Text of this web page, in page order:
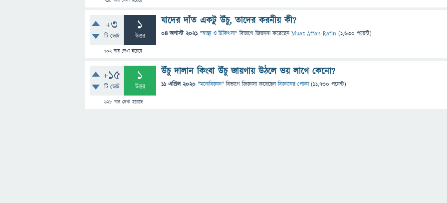
+3
টি ভোট
1
উত্তর
702বার দেখা হয়েছে
যাদের দাঁত একটু উঁচু, তাদের করনীয় কী?
04 অগাস্ট 2021 "স্বাস্থ্য ও চিকিৎসা" বিভাগে জিজ্ঞাসাকরেছেনMuaz Affan Rafin (1,630 পয়েন্ট)
+15
টি ভোট
1
উত্তর
628বার দেখা হয়েছে
উঁচু দালান কিংবা উঁচু জায়গায় উঠলে ভয় লাগে কেনো?
11 এপ্রিল 2020 "মনোবিজ্ঞান" বিভাগে জিজ্ঞাসাকরেছেনবিজ্ঞানের পোকা (11,730 পয়েন্ট)